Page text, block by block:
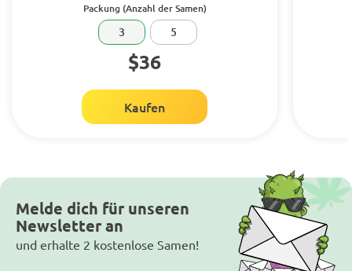
Packung (Anzahl der Samen)
3 5
$36
Kaufen
Melde dich für unseren
Newsletter an
und erhalte 2 kostenlose Samen!